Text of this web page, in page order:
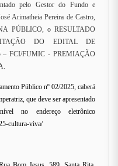
pelo Gestor do Fundo e
Arimatheia Pereira de Castro,
PÚBLICO, o RESULTADO
DO EDITAL DE
– FCI/FUMIC - PREMIAÇÃO
Público nº 02/2025, caberá
que deve ser apresentado
no endereço eletrônico
cultura-viva/